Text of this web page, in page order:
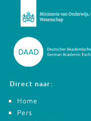
Direct naar:
Home
Pers